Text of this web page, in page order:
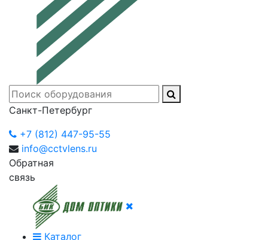
Санкт-Петербург
+7 (812) 447-95-55
info@cctvlens.ru
Обратная
связь
Каталог